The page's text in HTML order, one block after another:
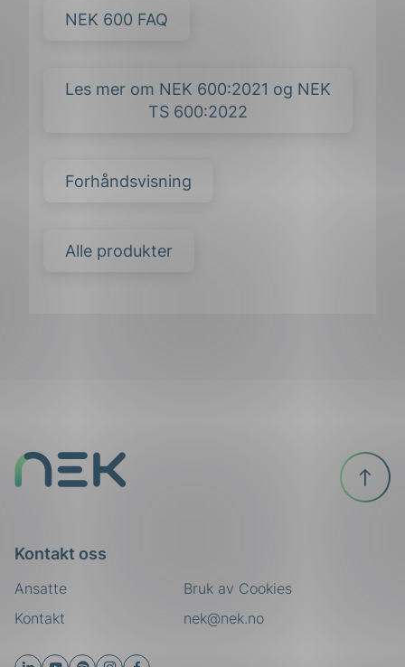
NEK 600 FAQ
Les mer om NEK 600:2021 og NEK
TS 600:2022
Forhåndsvisning
Alle produkter
Kontakt oss
Ansatte
nek@nek.no
Kontakt
Bruk av Cookies
Til
toppen